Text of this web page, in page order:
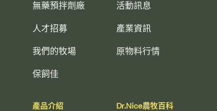
無藥預拌劑廠
人才招募
我們的牧場
保飼佳
活動訊息
產業資訊
原物料行情
產品介紹 Dr.Nice農牧百科